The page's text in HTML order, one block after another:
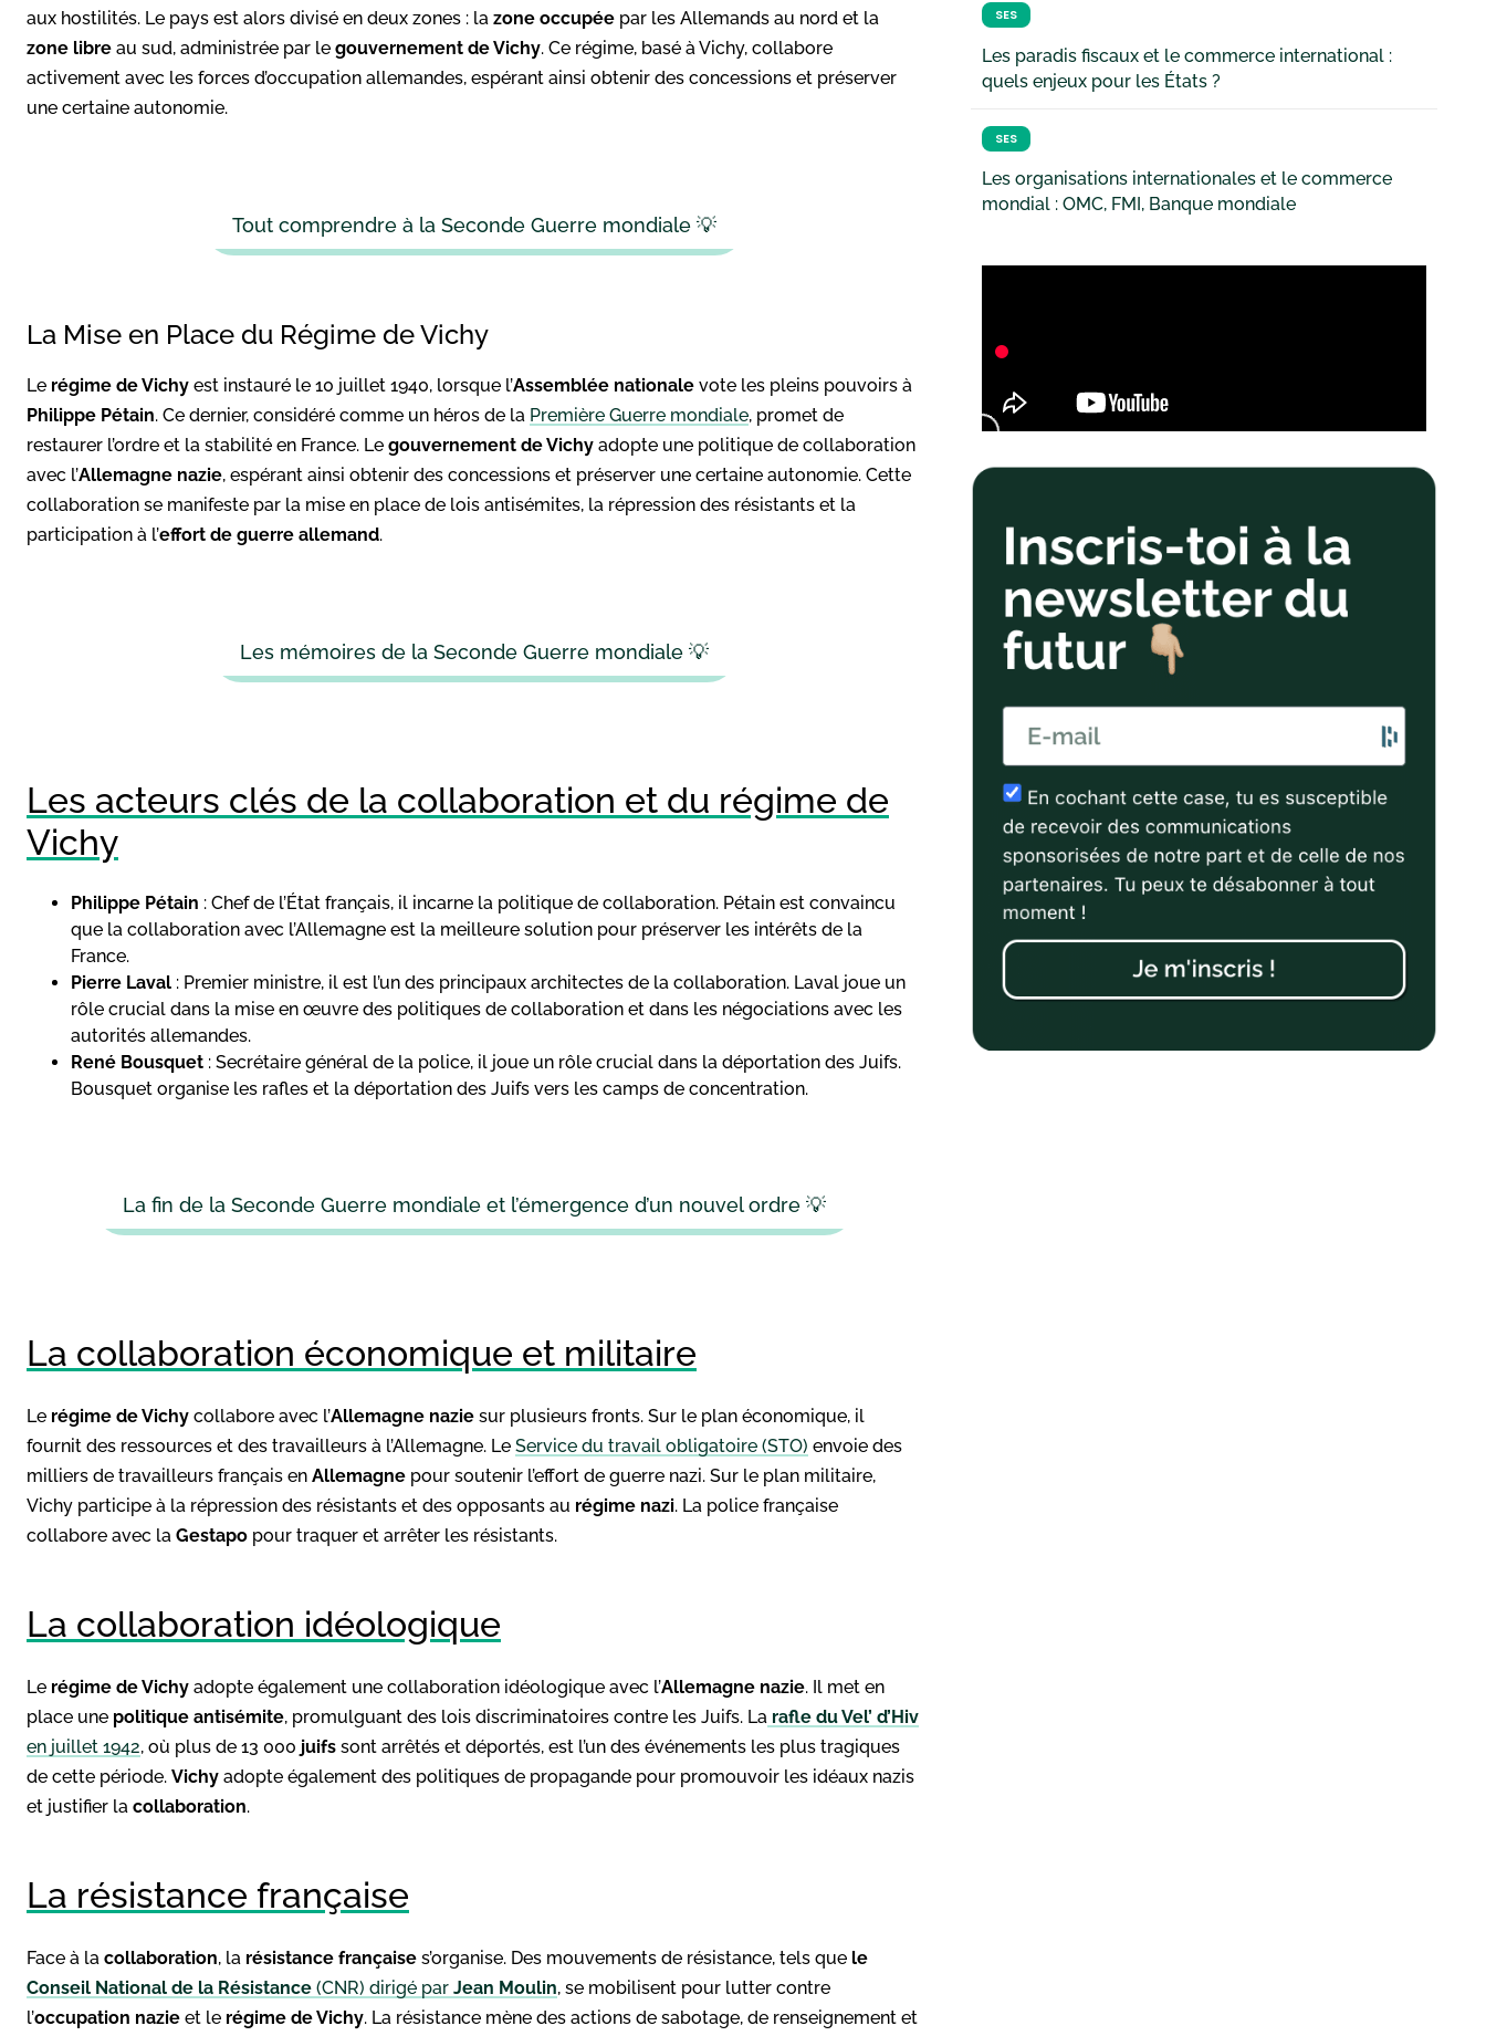
aux hostilités. Le pays est alors divisé en deux zones : la zone occupée par les Allemands au nord et la
zone libre au sud, administrée par le gouvernement de Vichy. Ce régime, basé à Vichy, collabore
activement avec les forces d’occupation allemandes, espérant ainsi obtenir des concessions et préserver
une certaine autonomie.
Tout comprendre à la Seconde Guerre mondiale 💡
La Mise en Place du Régime de Vichy
Le régime de Vichy est instauré le 10 juillet 1940, lorsque l’Assemblée nationale vote les pleins pouvoirs à
Philippe Pétain. Ce dernier, considéré comme un héros de la Première Guerre mondiale, promet de
restaurer l’ordre et la stabilité en France. Le gouvernement de Vichy adopte une politique de collaboration
avec l’Allemagne nazie, espérant ainsi obtenir des concessions et préserver une certaine autonomie. Cette
collaboration se manifeste par la mise en place de lois antisémites, la répression des résistants et la
participation à l’effort de guerre allemand.
Les mémoires de la Seconde Guerre mondiale 💡
Les acteurs clés de la collaboration et du régime de
Vichy
Philippe Pétain : Chef de l’État français, il incarne la politique de collaboration. Pétain est convaincu
que la collaboration avec l’Allemagne est la meilleure solution pour préserver les intérêts de la
France.
Pierre Laval : Premier ministre, il est l’un des principaux architectes de la collaboration. Laval joue un
rôle crucial dans la mise en œuvre des politiques de collaboration et dans les négociations avec les
autorités allemandes.
René Bousquet : Secrétaire général de la police, il joue un rôle crucial dans la déportation des Juifs.
Bousquet organise les rafles et la déportation des Juifs vers les camps de concentration.
La fin de la Seconde Guerre mondiale et l’émergence d’un nouvel ordre 💡
La collaboration économique et militaire
Le régime de Vichy collabore avec l’Allemagne nazie sur plusieurs fronts. Sur le plan économique, il
fournit des ressources et des travailleurs à l’Allemagne. Le Service du travail obligatoire (STO) envoie des
milliers de travailleurs français en Allemagne pour soutenir l’effort de guerre nazi. Sur le plan militaire,
Vichy participe à la répression des résistants et des opposants au régime nazi. La police française
collabore avec la Gestapo pour traquer et arrêter les résistants.
La collaboration idéologique
Le régime de Vichy adopte également une collaboration idéologique avec l’Allemagne nazie. Il met en
place une politique antisémite, promulguant des lois discriminatoires contre les Juifs. La rafle du Vel’ d’Hiv
en juillet 1942, où plus de 13 000 juifs sont arrêtés et déportés, est l’un des événements les plus tragiques
de cette période. Vichy adopte également des politiques de propagande pour promouvoir les idéaux nazis
et justifier la collaboration.
La résistance française
Face à la collaboration, la résistance française s’organise. Des mouvements de résistance, tels que le
Conseil National de la Résistance (CNR) dirigé par Jean Moulin, se mobilisent pour lutter contre
l’occupation nazie et le régime de Vichy. La résistance mène des actions de sabotage, de renseignement et
SES
Les paradis fiscaux et le commerce international :
quels enjeux pour les États ?
SES
Les organisations internationales et le commerce
mondial : OMC, FMI, Banque mondiale